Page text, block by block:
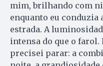
mim, brilhando com
enquanto eu conduzia
estrada. A
intensa do que o
precisei parar: a